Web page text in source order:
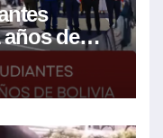
de
de un